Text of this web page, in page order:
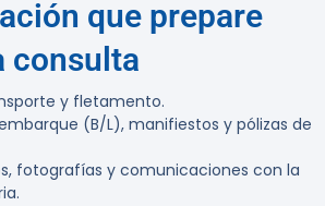
que prepare
consulta
y fletamento.
(B/L), manifiestos y pólizas de
fotografías y comunicaciones con la